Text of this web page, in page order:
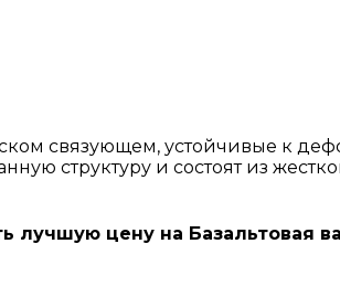
связующем, устойчивые к
структуру и состоят из
лучшую цену на Базальтовая